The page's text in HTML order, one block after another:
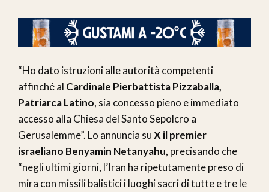
“Ho dato istruzioni alle autorità competenti
affinché al Cardinale Pierbattista Pizzaballa,
Patriarca Latino, sia concesso pieno e immediato
accesso alla Chiesa del Santo Sepolcro a
Gerusalemme”. Lo annuncia suX il premier
israeliano Benyamin Netanyahu, precisando che
“negli ultimi giorni, l’Iran ha ripetutamente preso di
mira con missili balistici i luoghi sacri di tutte e tre le